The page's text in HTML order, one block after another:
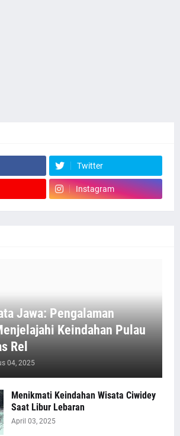
Twitter
Instagram
Jawa: Pengalaman
Keindahan Pulau
Rel
04, 2025
Menikmati Keindahan Wisata Ciwidey
Saat Libur Lebaran
April 03, 2025